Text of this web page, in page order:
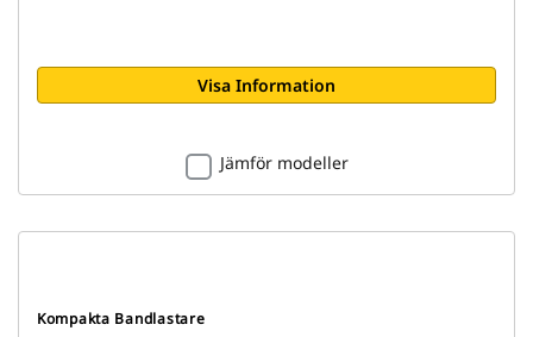
Visa Information
Jämför modeller
Kompakta Bandlastare